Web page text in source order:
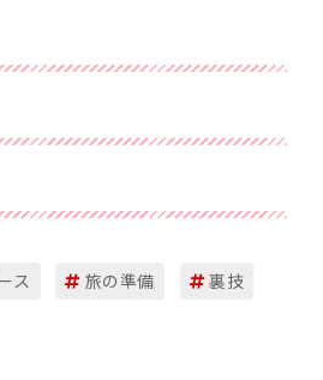
ス 旅の準備
裏技